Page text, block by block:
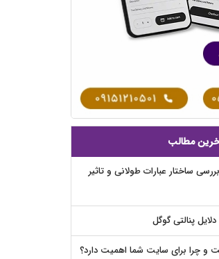
مطالب
ساختار عبارات طولانی و تاثیر
پنالتی گوگل